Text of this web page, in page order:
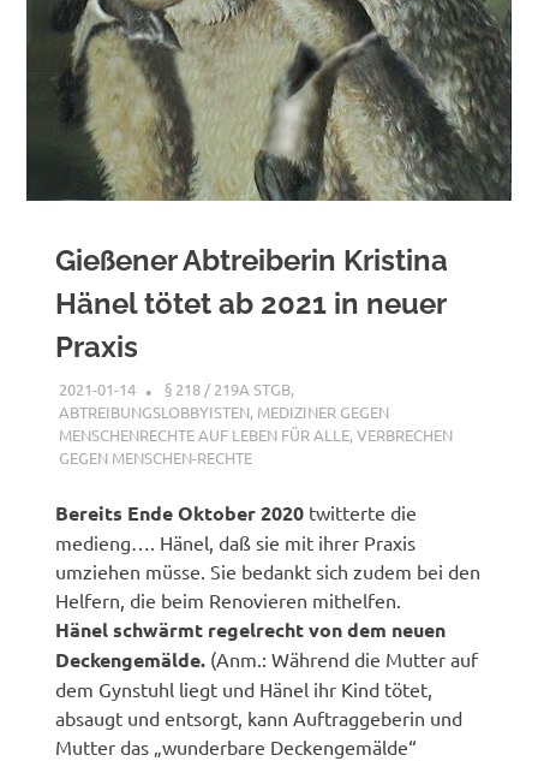
Gießener Abtreiberin Kristina
Hänel tötet ab 2021 in neuer
Praxis
2021-01-14 XX
§ 218 / 219A STGB,
ABTREIBUNGSLOBBYISTEN, MEDIZINER GEGEN
MENSCHENRECHTE AUF LEBEN FÜR ALLE,VERBRECHEN
GEGEN MENSCHEN-RECHTE
Bereits Ende Oktober 2020 twitterte die
medieng…. Hänel, daß sie mit ihrer Praxis
umziehen müsse. Sie bedankt sich zudem bei den
Helfern, die beim Renovieren mithelfen.
Hänel schwärmt regelrecht von dem neuen
Deckengemälde. (Anm.: Während die Mutter auf
dem Gynstuhl liegt und Hänel ihr Kind tötet,
absaugt und entsorgt, kann Auftraggeberin und
Mutter das „wunderbare Deckengemälde“